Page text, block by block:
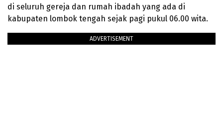
di seluruh gereja dan rumah ibadah yang ada di
kabupaten lombok tengah sejak pagi pukul 06.00 wita.
ADVERTISEMENT